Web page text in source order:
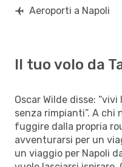
Aeroporti a Napoli
Il tuo volo da
Oscar Wilde disse:
senza rimpianti”. A chi
fuggire dalla propria
avventurarsi per un
un viaggio per Napoli